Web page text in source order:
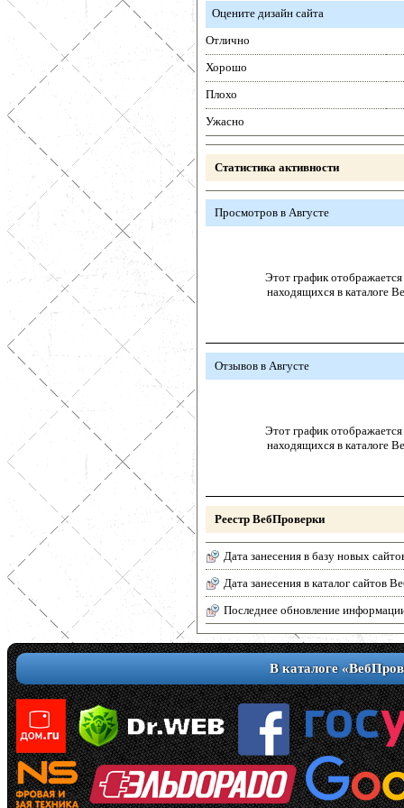
Оцените дизайн сайта
Отлично
Хорошо
Плохо
Ужасно
Статистика активности
Просмотров в Августе
Этот график отображается
находящихся в каталоге
Отзывов в Августе
Этот график отображается
находящихся в каталоге
Реестр ВебПроверки
Дата занесения в базу новых
Дата занесения в каталог сайтов
Последнее обновление
В каталоге